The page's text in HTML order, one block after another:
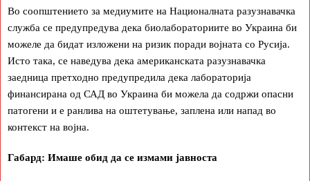
Во соопштението за медиумите на Националната разузнавачка
служба се предупредува дека биолабораториите во Украина би
можеле да бидат изложени на ризик поради војната со Русија.
Исто така, се наведува дека американската разузнавачка
заедница претходно предупредила дека лабораторија
финансирана од САД во Украина би можела да содржи опасни
патогени и е ранлива на оштетување, заплена или напад во
контекст на војна.
Габард: Имаше обид да се измами јавноста